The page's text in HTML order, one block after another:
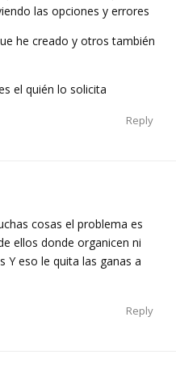
las opciones y errores
he creado y otros también
el quién lo solicita
Reply
cosas el problema es
ellos donde organicen ni
Y eso le quita las ganas a
Reply